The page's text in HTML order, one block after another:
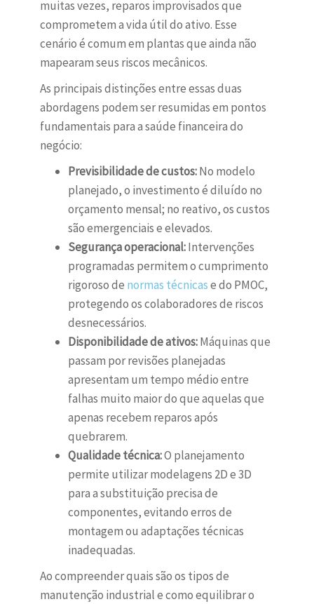
muitas vezes, reparos improvisados que
comprometem a vida útil do ativo. Esse
cenário é comum em plantas que ainda não
mapearam seus riscos mecânicos.
As principais distinções entre essas duas
abordagens podem ser resumidas em pontos
fundamentais para a saúde financeira do
negócio:
Previsibilidade de custos:No modelo
planejado, o investimento é diluído no
orçamento mensal; no reativo, os custos
são emergenciais e elevados.
Segurança operacional:Intervenções
programadas permitem o cumprimento
rigoroso de normas técnicase do PMOC,
protegendo os colaboradores de riscos
desnecessários.
Disponibilidade de ativos:Máquinas que
passam por revisões planejadas
apresentam um tempo médio entre
falhas muito maior do que aquelas que
apenas recebem reparos após
quebrarem.
Qualidade técnica:O planejamento
permite utilizar modelagens 2D e 3D
para a substituição precisa de
componentes, evitando erros de
montagem ou adaptações técnicas
inadequadas.
Ao compreender quais são os tipos de
manutenção industrial e como equilibrar o